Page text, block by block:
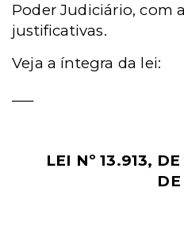
Poder Judiciário, com
justificativas.
Veja a íntegra da lei:
LEI Nº 13.913,